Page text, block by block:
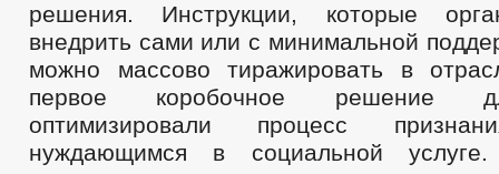
решения. Инструкции, которые
внедрить сами или с минимальной
можно массово тиражировать в
первое коробочное решение
оптимизировали процесс
нуждающимся в социальной услуге.